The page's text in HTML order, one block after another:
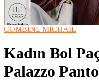
› 1 /6 🔍Büyüt
📦 Kargo Bedava⚡ Hızlı
COMBİNE MİCHAİL
Kadın Bol
Palazzo